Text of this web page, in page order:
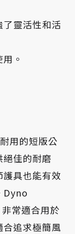
靈活性和活
。
用的短版公
佳的耐磨
具也能有效
Dyno
常適合用於
追求極簡風